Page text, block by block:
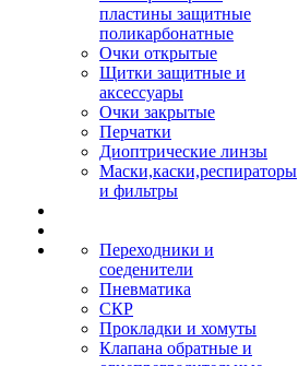
пластины защитные
поликарбонатные
Очки открытые
Щитки защитные и
аксессуары
Очки закрытые
Перчатки
Диоптрические линзы
Маски,каски,респираторы
и фильтры
Переходники и
соеденители
Пневматика
СКР
Прокладки и хомуты
Клапана обратные и